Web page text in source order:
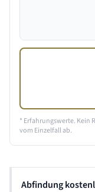
* Erfahrungswerte. Kein
vom Einzelfall ab.
Abfindung